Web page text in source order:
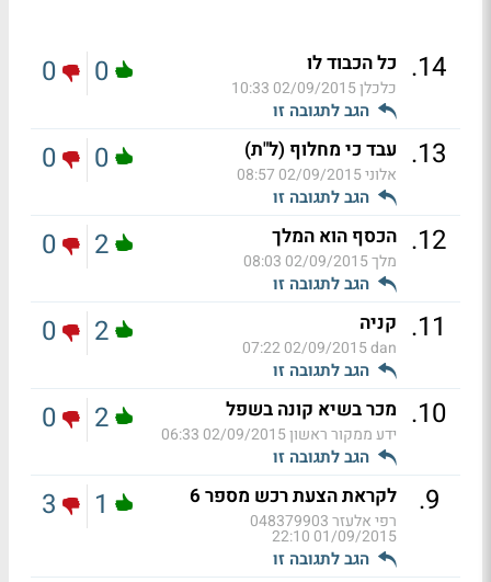
14
. כל הכבוד לו
כלכלן02/09/2015 10:33
הגב לתגובה זו
0
0
13
. עבד כי מחלוף (ל"ת)
אלוני02/09/2015 08:57
הגב לתגובה זו
0
0
12
. הכסף הוא המלך
מלך02/09/2015 08:03
הגב לתגובה זו
2
0
11
. קניה
dan
02/09/2015 07:22
הגב לתגובה זו
2
0
10
. מכר בשיא קונה בשפל
ידע ממקור ראשון02/09/2015 06:33
הגב לתגובה זו
2
0
9
. לקראת הצעת רכש מספר 6
רפי אלעזר 048379903
01/09/2015 22:10
הגב לתגובה זו
1
3